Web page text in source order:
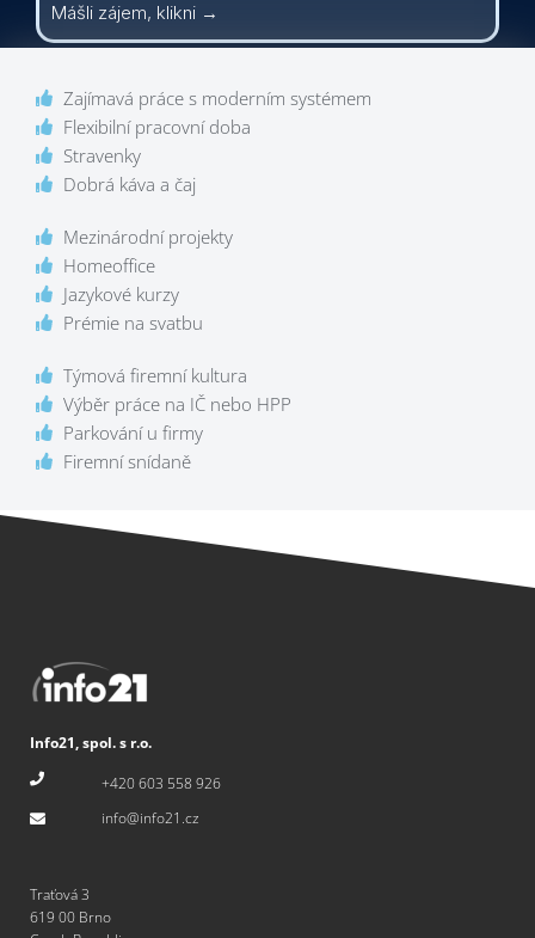
Mášli zájem, klikni →
Zajímavá práce s moderním systémem
Flexibilní pracovní doba
Stravenky
Dobrá káva a čaj
Mezinárodní projekty
Homeoffice
Jazykové kurzy
Prémie na svatbu
Týmová firemní kultura
Výběr práce na IČ nebo HPP
Parkování u firmy
Firemní snídaně
Info21, spol. s r.o.
+420 603 558 926
info@info21.cz
Traťová 3
619 00 Brno